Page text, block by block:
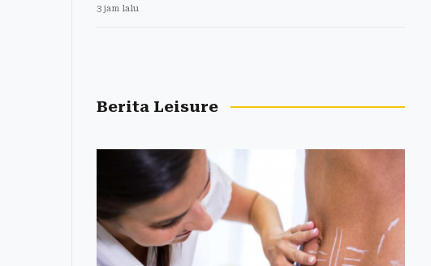
3 jam lalu
Berita Leisure